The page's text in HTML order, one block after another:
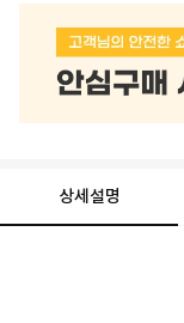
상세설명